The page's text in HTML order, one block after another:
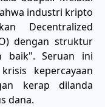
industri kripto
Decentralized
dengan struktur
baik". Seruan ini
kepercayaan
kerap dilanda
dana.